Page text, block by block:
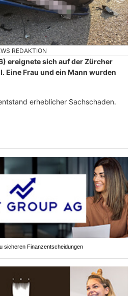
REDAKTION
ereignete sich auf der Zürcher
Eine Frau und ein Mann wurden
erheblicher Sachschaden.
sicheren Finanzentscheidungen